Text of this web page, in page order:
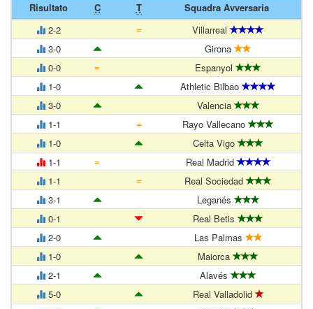
Risultato C T
Squadra Avversaria
2-2
=
Villarreal
3-0
Girona
0-0
=
Espanyol
1-0
Athletic Bilbao
3-0
Valencia
1-1
=
Rayo Vallecano
1-0
Celta Vigo
1-1
=
Real Madrid
1-1
=
Real Sociedad
3-1
Leganés
0-1
Real Betis
2-0
Las Palmas
1-0
Maiorca
2-1
Alavés
5-0
Real Valladolid